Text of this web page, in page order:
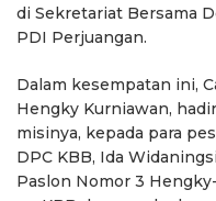
di Sekretariat Bersama
PDI Perjuangan.
Dalam kesempatan ini,
Hengky Kurniawan,
misinya, kepada para
DPC KBB, Ida
Paslon Nomor 3